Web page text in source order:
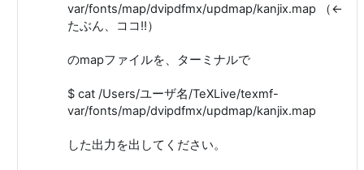
var/fonts/map/dvipdfmx/updmap/kanjix.map （←
たぶん、ココ!!）
のmapファイルを、ターミナルで
$ cat /Users/ユーザ名/TeXLive/texmf-
var/fonts/map/dvipdfmx/updmap/kanjix.map
した出力を出してください。